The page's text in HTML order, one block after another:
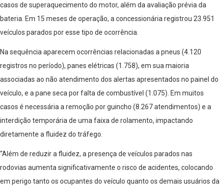
casos de superaquecimento do motor, além da avaliação prévia da
bateria. Em 15 meses de operação, a concessionária registrou 23.951
veículos parados por esse tipo de ocorrência.
Na sequência aparecem ocorrências relacionadas a pneus (4.120
registros no período), panes elétricas (1.758), em sua maioria
associadas ao não atendimento dos alertas apresentados no painel do
veículo, e a pane seca por falta de combustível (1.075). Em muitos
casos é necessária a remoção por guincho (8.267 atendimentos) e a
interdição temporária de uma faixa de rolamento, impactando
diretamente a fluidez do tráfego.
“Além de reduzir a fluidez, a presença de veículos parados nas
rodovias aumenta significativamente o risco de acidentes, colocando
em perigo tanto os ocupantes do veículo quanto os demais usuários da